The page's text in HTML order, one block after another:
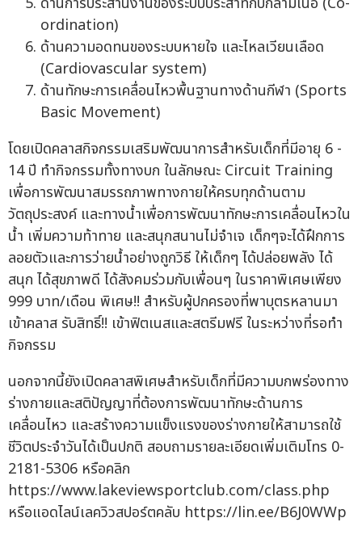
ordination)
ด้านความอดทนของระบบหายใจ และไหลเวียนเลือด
(Cardiovascular system)
ด้านทักษะการเคลื่อนไหวพื้นฐานทางด้านกีฬา (Sports
Basic Movement)
โดยเปิดคลาสกิจกรรมเสริมพัฒนาการสำหรับเด็กที่มีอายุ 6 -
14 ปี ทำกิจกรรมทั้งทางบก ในลักษณะ Circuit Training
เพื่อการพัฒนาสมรรถภาพทางกายให้ครบทุกด้านตาม
วัตถุประสงค์ และทางน้ำเพื่อการพัฒนาทักษะการเคลื่อนไหวใน
น้ำ เพิ่มความท้าทาย และสนุกสนานไม่จำเจ เด็กๆจะได้ฝึกการ
ลอยตัวและการว่ายน้ำอย่างถูกวิธี ให้เด็กๆ ได้ปล่อยพลัง ได้
สนุก ได้สุขภาพดี ได้สังคมร่วมกับเพื่อนๆ ในราคาพิเศษเพียง
999 บาท/เดือน พิเศษ!! สำหรับผู้ปกครองที่พาบุตรหลานมา
เข้าคลาส รับสิทธิ์!! เข้าฟิตเนสและสตรีมฟรี ในระหว่างที่รอทำ
กิจกรรม
นอกจากนี้ยังเปิดคลาสพิเศษสำหรับเด็กที่มีความบกพร่องทาง
ร่างกายและสติปัญญาที่ต้องการพัฒนาทักษะด้านการ
เคลื่อนไหว และสร้างความแข็งแรงของร่างกายให้สามารถใช้
ชีวิตประจำวันได้เป็นปกติ สอบถามรายละเอียดเพิ่มเติมโทร 0-
2181-5306 หรือคลิก
https://www.lakeviewsportclub.com/class.php
หรือแอดไลน์เลควิวสปอร์ตคลับ https://lin.ee/B6J0WWp